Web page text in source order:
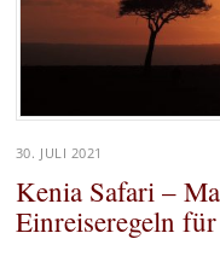
30. JULI 2021
Kenia Safari –
Einreiseregeln